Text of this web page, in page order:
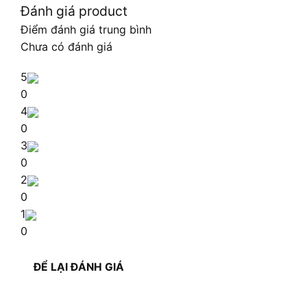
Đánh giá product
Điểm đánh giá trung bình
Chưa có đánh giá
5
0
4
0
3
0
2
0
1
0
ĐỂ LẠI ĐÁNH GIÁ